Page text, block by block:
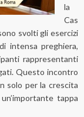
la
Cas
svolti gli esercizi
intensa preghiera,
rappresentanti
Questo incontro
solo per la crescita
tappa